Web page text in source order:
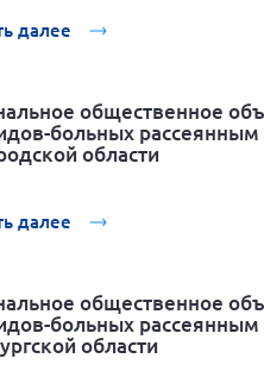
далее
общественное
больных
области
далее
общественное
больных
области